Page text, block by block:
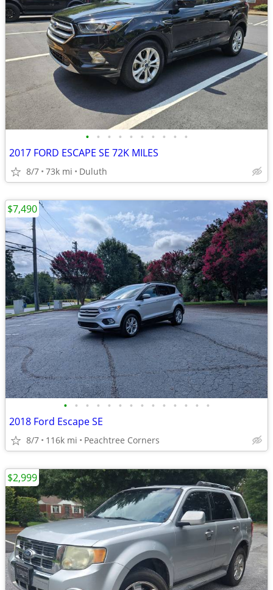
• • • • • • • • • •
2017 FORD ESCAPE SE 72K MILES
8/7 73k mi Duluth
• • • • • • • • • • • • • •
2018 Ford Escape SE
8/7 116k mi Peachtree Corners
$7,490
$2,999